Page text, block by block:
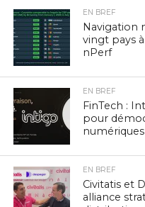
EN BREF
Navigation
vingt pays
nPerf
EN BREF
FinTech :
pour
EN BREF
Civitatis et
alliance